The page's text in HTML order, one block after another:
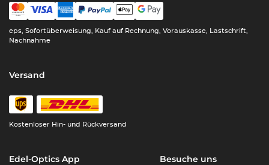
eps, Sofortüberweisung, Kauf auf Rechnung, Vorauskasse, Lastschrift,
Nachnahme
Versand
Kostenloser Hin- und Rückversand
Edel-Optics App Besuche uns